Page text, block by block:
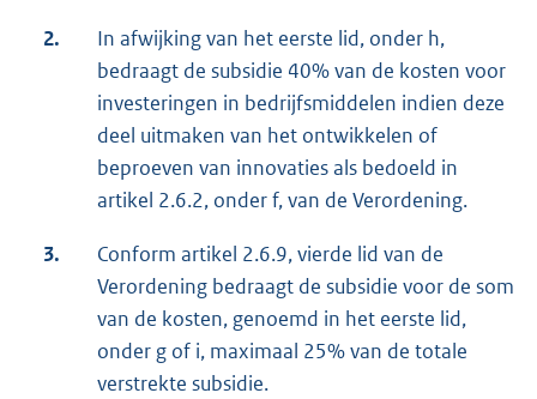
2.
In afwijking van het eerste lid, onder h,
bedraagt de subsidie 40% van de kosten voor
investeringen in bedrijfsmiddelen indien deze
deel uitmaken van het ontwikkelen of
beproeven van innovaties als bedoeld in
artikel 2.6.2, onder f, van de Verordening.
3.
Conform artikel 2.6.9, vierde lid van de
Verordening bedraagt de subsidie voor de som
van de kosten, genoemd in het eerste lid,
onder g of i, maximaal 25% van de totale
verstrekte subsidie.